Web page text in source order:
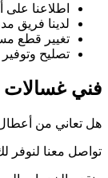
اطلاعنا
لدينا فريق
تغيير قطع
تصليح
فني
هل تعاني من
تواصل معنا لنوفر